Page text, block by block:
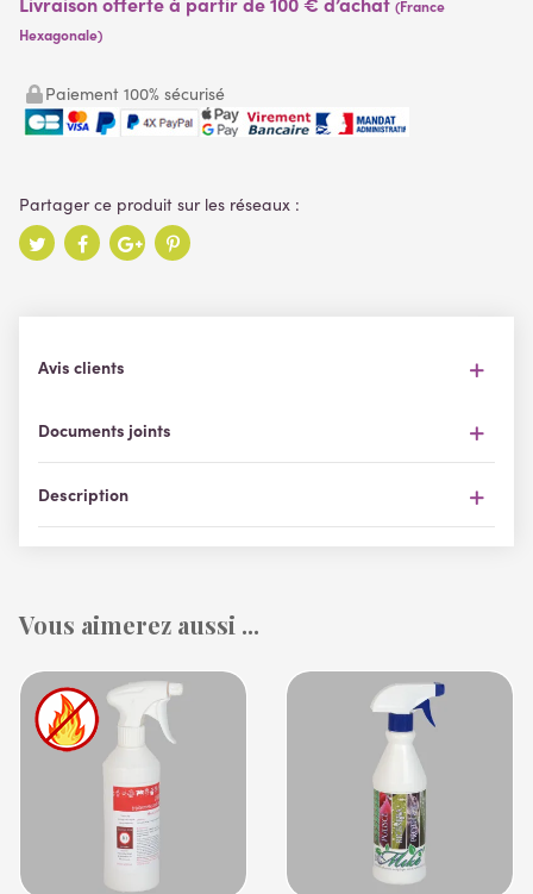
(France
Hexagonale)
Paiement 100% sécurisé
Description
Documents joints
Avis clients
Vous aimerez aussi ...